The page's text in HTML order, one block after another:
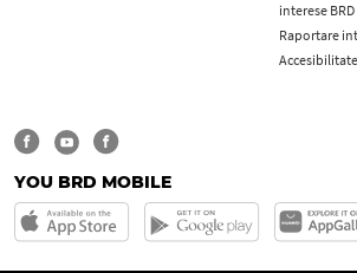
interese BRD
Raportare
YOU BRD MOBILE